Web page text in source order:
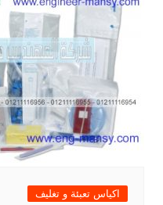
اكياس تعبئة و تغليف